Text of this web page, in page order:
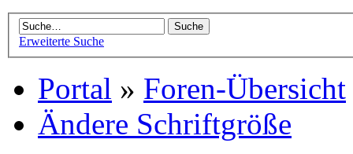
Erweiterte Suche
Portal » Foren-Übersicht
Ändere Schriftgröße